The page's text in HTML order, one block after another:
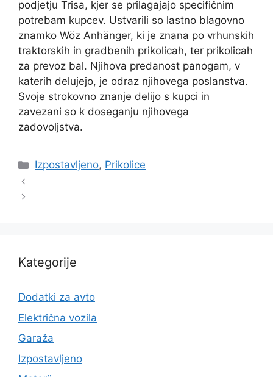
podjetju Trisa, kjer se prilagajajo specifičnim
potrebam kupcev. Ustvarili so lastno blagovno
znamko Wöz Anhänger, ki je znana po vrhunskih
traktorskih in gradbenih prikolicah, ter prikolicah
za prevoz bal. Njihova predanost panogam, v
katerih delujejo, je odraz njihovega poslanstva.
Svoje strokovno znanje delijo s kupci in
zavezani so k doseganju njihovega
zadovoljstva.
Categories
Izpostavljeno, Prikolice
Kategorije
Dodatki za avto
Električna vozila
Garaža
Izpostavljeno